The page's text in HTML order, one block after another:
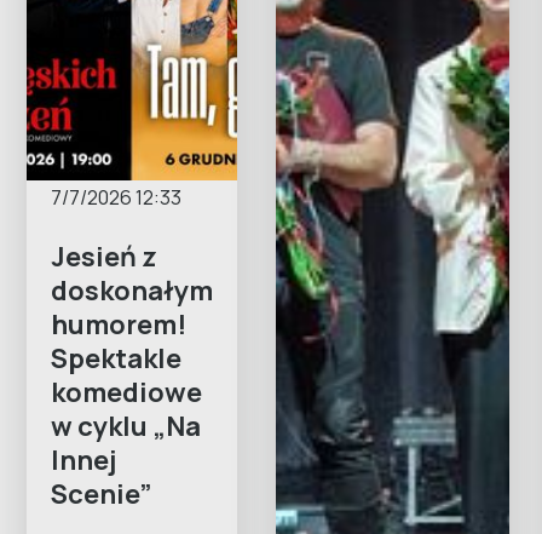
7/7/2026 12:33
Jesień z
doskonałym
humorem!
Spektakle
komediowe
w cyklu „Na
Innej
Scenie”